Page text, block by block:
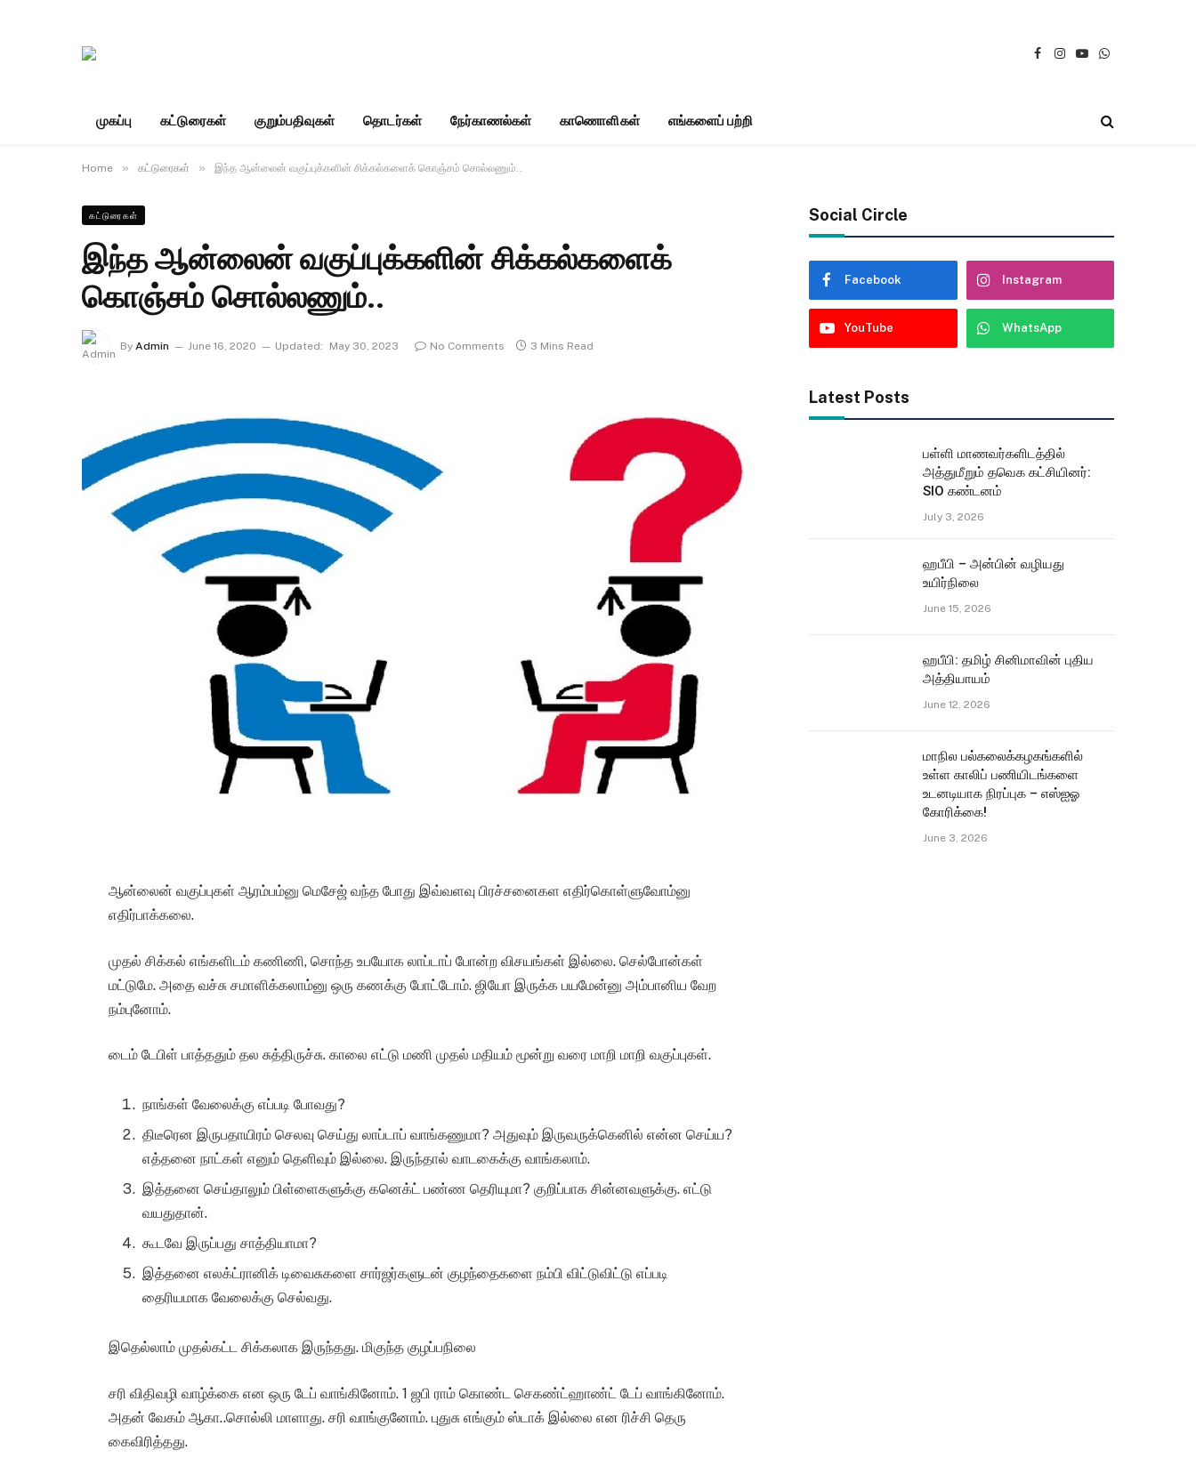
Facebook
Instagram
YouTubeWhatsApp
முகப்பு கட்டுரைகள் குறும்பதிவுகள் தொடர்கள் நேர்காணல்கள் காணொளிகள் எங்களைப் பற்றி
Home » கட்டுரைகள் » இந்த ஆன்லைன் வகுப்புக்களின் சிக்கல்களைக் கொஞ்சம் சொல்லணும்..
கட்டுரைகள்
இந்த ஆன்லைன் வகுப்புக்களின் சிக்கல்களைக்
கொஞ்சம் சொல்லணும்..
By Admin June 16, 2020 Updated: May 30, 2023 No Comments 3 Mins Read
ஆன்லைன் வகுப்புகள் ஆரம்பம்னு மெசேஜ் வந்த போது இவ்வளவு பிரச்சனைகள எதிர்கொள்ளுவோம்னு
எதிர்பாக்கலை.
முதல் சிக்கல் எங்களிடம் கணிணி, சொந்த உபயோக லாப்டாப் போன்ற விசயங்கள் இல்லை. செல்போன்கள்
மட்டுமே. அதை வச்சு சமாளிக்கலாம்னு ஒரு கணக்கு போட்டோம். ஜியோ இருக்க பயமேன்னு அம்பானிய வேற
நம்புனோம்.
டைம் டேபிள் பாத்ததும் தல சுத்திருச்சு. காலை எட்டு மணி முதல் மதியம் மூன்று வரை மாறி மாறி வகுப்புகள்.
நாங்கள் வேலைக்கு எப்படி போவது?
திடீரென இருபதாயிரம் செலவு செய்து லாப்டாப் வாங்கணுமா? அதுவும் இருவருக்கெனில் என்ன செய்ய?
எத்தனை நாட்கள் எனும் தெளிவும் இல்லை. இருந்தால் வாடகைக்கு வாங்கலாம்.
இத்தனை செய்தாலும் பிள்ளைகளுக்கு கனெக்ட் பண்ண தெரியுமா? குறிப்பாக சின்னவளுக்கு. எட்டு
வயதுதான்.
கூடவே இருப்பது சாத்தியாமா?
இத்தனை எலக்ட்ரானிக் டிவைசுகளை சார்ஜர்களுடன் குழந்தைகளை நம்பி விட்டுவிட்டு எப்படி
தைரியமாக வேலைக்கு செல்வது.
இதெல்லாம் முதல்கட்ட சிக்கலாக இருந்தது. மிகுந்த குழப்பநிலை
சரி விதிவழி வாழ்க்கை என ஒரு டேப் வாங்கினோம். 1 ஜபி ராம் கொண்ட செகண்ட்ஹாண்ட் டேப் வாங்கினோம்.
அதன் வேகம் ஆகா..சொல்லி மாளாது. சரி வாங்குனோம். புதுசு எங்கும் ஸ்டாக் இல்லை என ரிச்சி தெரு
கைவிரித்தது.
Social Circle
Facebook Instagram
YouTube WhatsApp
Latest Posts
பள்ளி மாணவர்களிடத்தில்
அத்துமீறும் தவெக கட்சியினர்:
SIO கண்டனம்
July 3, 2026
ஹபீபி – அன்பின் வழியது
உயிர்நிலை
June 15, 2026
ஹபீபி: தமிழ் சினிமாவின் புதிய
அத்தியாயம்
June 12, 2026
மாநில பல்கலைக்கழகங்களில்
உள்ள காலிப் பணியிடங்களை
உடனடியாக நிரப்புக – எஸ்ஐஓ
கோரிக்கை!
June 3, 2026